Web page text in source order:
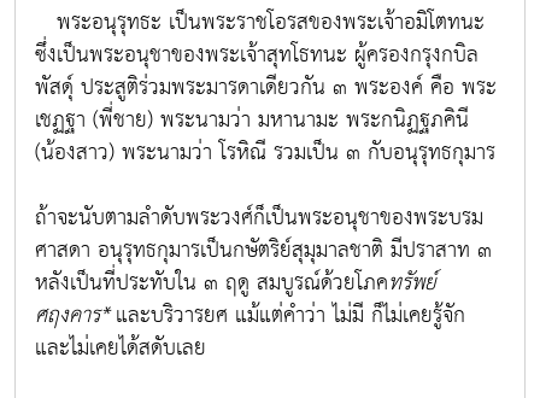
พระอนุรุทธะ เป็นพระราชโอรสของพระเจ้าอมิโตทนะ
ซึ่งเป็นพระอนุชาของพระเจ้าสุทโธทนะ ผู้ครองกรุงกบิล
พัสดุ์ ประสูติร่วมพระมารดาเดียวกัน ๓ พระองค์ คือ พระ
เชฏฐา (พี่ชาย) พระนามว่า มหานามะ พระกนิฏฐภคินี
(น้องสาว) พระนามว่า โรหิณี รวมเป็น ๓ กับอนุรุทธกุมาร
ถ้าจะนับตามลำดับพระวงศ์ก็เป็นพระอนุชาของพระบรม
ศาสดา อนุรุทธกุมารเป็นกษัตริย์สุมุมาลชาติ มีปราสาท ๓
หลังเป็นที่ประทับใน ๓ ฤดู สมบูรณ์ด้วยโภคทรัพย์
ศฤงคาร*และบริวารยศ แม้แต่คำว่า ไม่มี ก็ไม่เคยรู้จัก
และไม่เคยได้สดับเลย